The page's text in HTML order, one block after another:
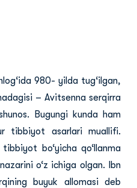
980- yilda tug‘ilgan,
– Avitsenna serqirra
Bugungi kunda ham
tibbiyot asarlari muallifi.
bo‘yicha qo‘llanma
o‘z ichiga olgan. Ibn
buyuk allomasi deb